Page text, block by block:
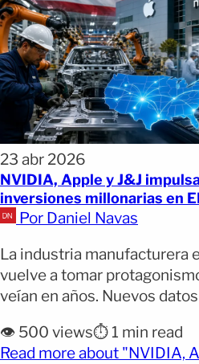
23 abr 2026
NVIDIA, Apple y J&J
inversiones millonarias en
Por Daniel Navas
La industria manufacturera
vuelve a tomar
veían en años. Nuevos
por inversiones
Apple, Nvidia y Johnson &
👁️ 500 views⏱️ 1 min read
Read more about "NVIDIA,